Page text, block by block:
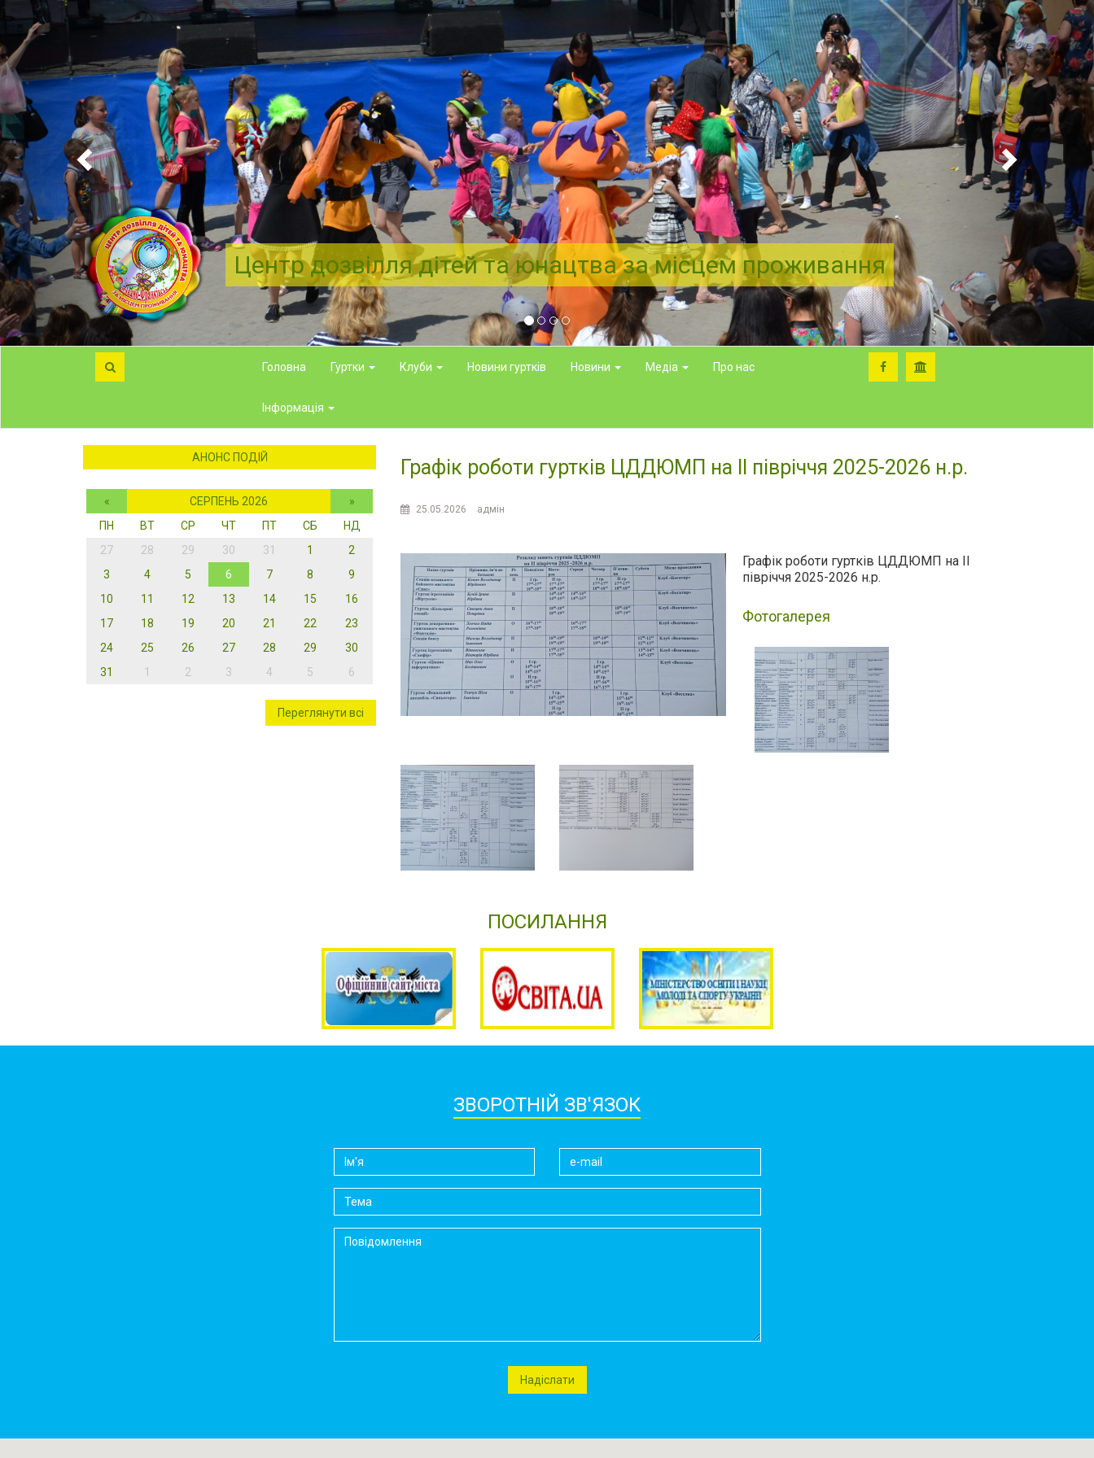
Центр дозвілля дітей та юнацтва за місцем проживання
Головна Гуртки Клуби Новини гуртків Новини Медіа Про нас
Інформація
АНОНС ПОДІЙ
« СЕРПЕНЬ 2026
»
ПН
ВТ СР ЧТ ПТ СБ
НД
27
28 29 30 31 1
2
3
4 5 6 7 8
9
10
11 12 13 14 15
16
17
18 19 20 21 22
23
24
25 26 27 28 29
30
31
1 2 3 4 5 6
Переглянути всі
Графік роботи гуртків ЦДДЮМП на ІІ півріччя 2025-2026 н.р.
25.05.2026 адмін
Графік роботи гуртків ЦДДЮМП на ІІ
півріччя 2025-2026 н.р.
Фотогалерея
ПОСИЛАННЯ
ЗВОРОТНІЙ ЗВ'ЯЗОК